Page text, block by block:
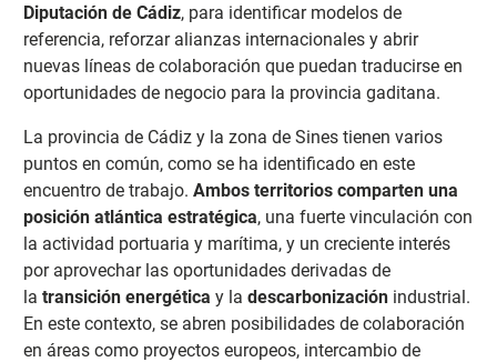
Diputación de Cádiz, para identificar modelos de
referencia, reforzar alianzas internacionales y abrir
nuevas líneas de colaboración que puedan traducirse en
oportunidades de negocio para la provincia gaditana.
La provincia de Cádiz y la zona de Sines tienen varios
puntos en común, como se ha identificado en este
encuentro de trabajo. Ambos territorios comparten una
posición atlántica estratégica, una fuerte vinculación con
la actividad portuaria y marítima, y un creciente interés
por aprovechar las oportunidades derivadas de
la transición energética y la descarbonizaciónindustrial.
En este contexto, se abren posibilidades de colaboración
en áreas como proyectos europeos, intercambio de